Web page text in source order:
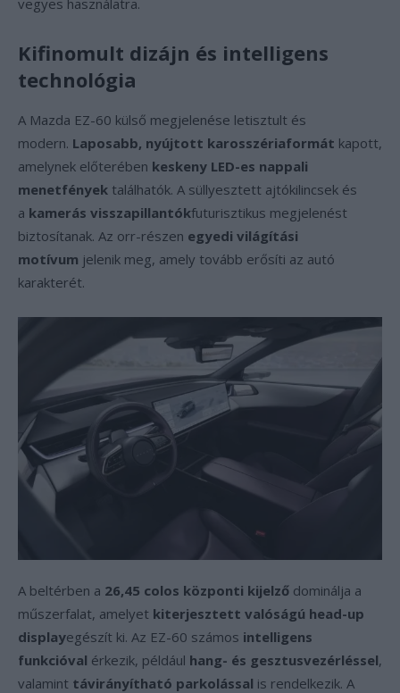
vegyes használatra.
Kifinomult dizájn és intelligens
technológia
A Mazda EZ-60 külső megjelenése letisztult és
modern. Laposabb, nyújtott karosszériaformát kapott,
amelynek előterében keskeny LED-es nappali
menetfények találhatók. A süllyesztett ajtókilincsek és
a kamerás visszapillantókfuturisztikus megjelenést
biztosítanak. Az orr-részen egyedi világítási
motívum jelenik meg, amely tovább erősíti az autó
karakterét.
A beltérben a 26,45 colos központi kijelző dominálja a
műszerfalat, amelyet kiterjesztett valóságú head-up
displayegészít ki. Az EZ-60 számos intelligens
funkcióval érkezik, például hang- és gesztusvezérléssel,
valamint távirányítható parkolással is rendelkezik. A